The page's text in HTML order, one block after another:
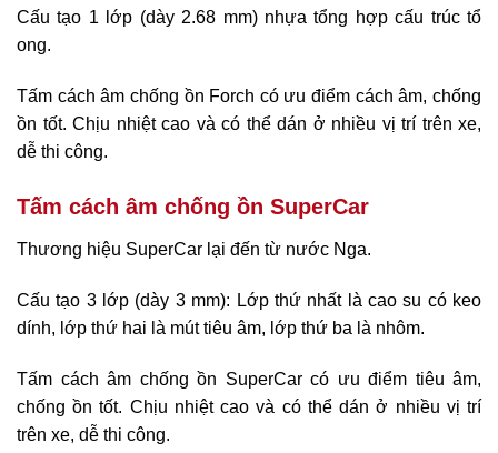
Cấu tạo 1 lớp (dày 2.68 mm) nhựa tổng hợp cấu trúc tổ
ong.
Tấm cách âm chống ồn Forch có ưu điểm cách âm, chống
ồn tốt. Chịu nhiệt cao và có thể dán ở nhiều vị trí trên xe,
dễ thi công.
Tấm cách âm chống ồn SuperCar
Thương hiệu SuperCar lại đến từ nước Nga.
Cấu tạo 3 lớp (dày 3 mm): Lớp thứ nhất là cao su có keo
dính, lớp thứ hai là mút tiêu âm, lớp thứ ba là nhôm.
Tấm cách âm chống ồn SuperCar có ưu điểm tiêu âm,
chống ồn tốt. Chịu nhiệt cao và có thể dán ở nhiều vị trí
trên xe, dễ thi công.